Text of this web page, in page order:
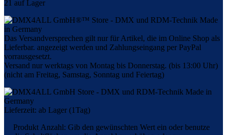
21 auf Lager
Das Versandversprechen gilt nur für Artikel, die im Online Shop als
Lieferbar. angezeigt werden und Zahlungseingang per PayPal
vorrausgesetzt.
Versand nur werktags von Montag bis Donnerstag. (bis 13:00 Uhr)
(nicht am Freitag, Samstag, Sonntag und Feiertag)
Lieferzeit: ab Lager (1Tag)
Produkt Anzahl: Gib den gewünschten Wert ein oder benutze